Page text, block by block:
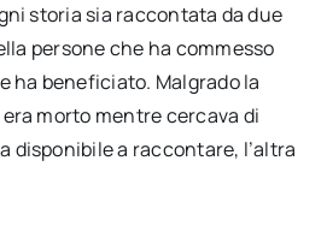
storia sia raccontata da due
persone che ha commesso
ha beneficiato. Malgrado la
morto mentre cercava di
disponibile a raccontare, l’altra